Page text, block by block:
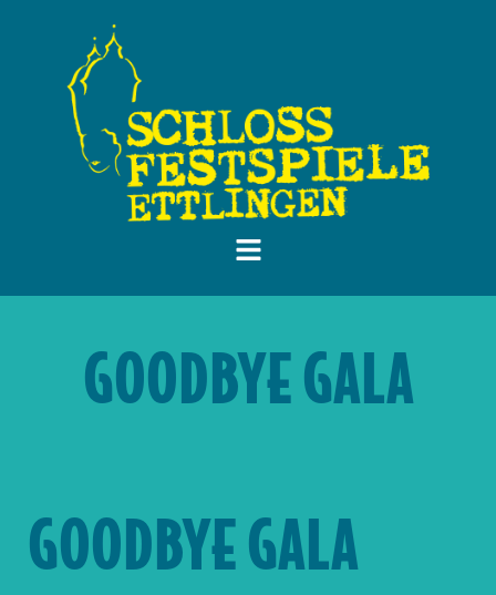
GOODBYE GALA
GOODBYE GALA